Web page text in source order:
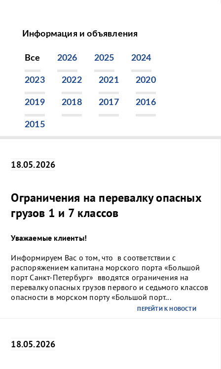
Информация и объявления
Все 2026 2025 2024
2023 2022 2021 2020
2019 2018 2017 2016
2015
18.05.2026
Ограничения на перевалку опасных
грузов 1 и 7 классов
Уважаемые клиенты!
Информируем Вас о том, что в соответствии с
распоряжением капитана морского порта «Большой
порт Санкт-Петербург» вводятся ограничения на
перевалку опасных грузов первого и седьмого классов
опасности в морском порту «Большой порт...
ПЕРЕЙТИ К НОВОСТИ
18.05.2026